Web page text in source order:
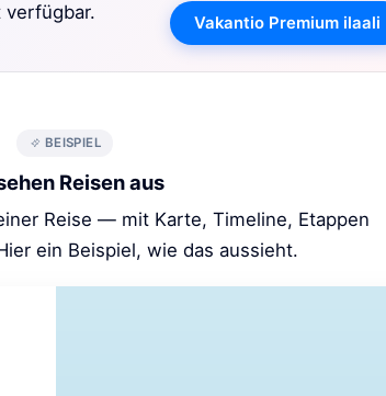
verfügbar. Vakantio Premium ilaali
BEISPIEL
Reisen aus
Reise — mit Karte, Timeline, Etappen
ein Beispiel, wie das aussieht.